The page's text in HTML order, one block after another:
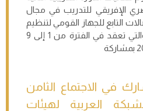
الإفريقي للتدريب في مجال
التابع للجهاز القومي لتنظيم
الاتصالات والتي تعقد في الفترة من 1 إلى 9
في الاجتماع الثامن
العربية لهيئات